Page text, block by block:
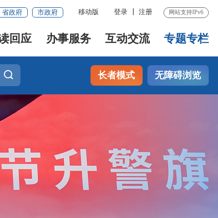
省政府 市政府 移动版 登录 注册 网站支持IPv6
回应 办事服务 互动交流 专题专栏
长者模式 无障碍浏览